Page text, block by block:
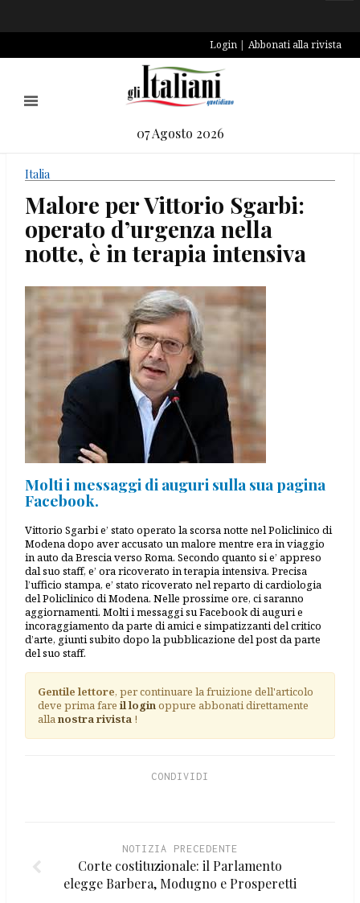
Login Abbonati alla rivista
07 Agosto 2026
Italia
Malore per Vittorio Sgarbi:
operato d’urgenza nella
notte, è in terapia intensiva
Molti i messaggi di auguri sulla sua pagina
Facebook.
Vittorio Sgarbi e’ stato operato la scorsa notte nel Policlinico di
Modena dopo aver accusato un malore mentre era in viaggio
in auto da Brescia verso Roma. Secondo quanto si e’ appreso
dal suo staff, e’ ora ricoverato in terapia intensiva. Precisa
l’ufficio stampa, e’ stato ricoverato nel reparto di cardiologia
del Policlinico di Modena. Nelle prossime ore, ci saranno
aggiornamenti. Molti i messaggi su Facebook di auguri e
incoraggiamento da parte di amici e simpatizzanti del critico
d’arte, giunti subito dopo la pubblicazione del post da parte
del suo staff.
Gentile lettore, per continuare la fruizione dell'articolo
deve prima fare il loginoppure abbonati direttamente
allanostra rivista !
CONDIVIDI
NOTIZIA PRECEDENTE
Corte costituzionale: il Parlamento
elegge Barbera, Modugno e Prosperetti